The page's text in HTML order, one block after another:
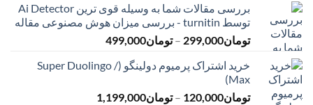
تومان199,000
تا
تومان499,000
بررسی مقالات شما به وسیله قوی ترین Ai Detector
توسط turnitin - بررسی میزان هوش مصنوعی مقاله
تومان299,000
– تومان499,000محدوده
تومان299,000
تومان499,000
خرید اشتراک پرمیوم دولینگو (Super Duolingo /
Max)
تومان120,000
– تومان1,199,000